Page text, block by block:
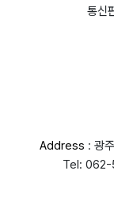
통신
Address : 광
Tel: